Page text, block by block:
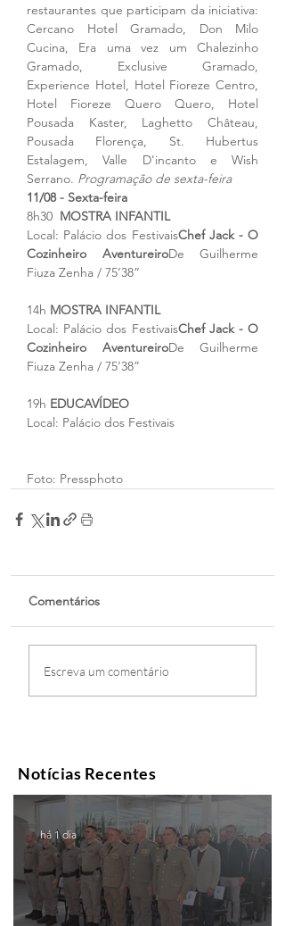
restaurantes que participam da iniciativa:
Cercano Hotel Gramado, Don Milo
Cucina, Era uma vez um Chalezinho
Gramado, Exclusive Gramado,
Experience Hotel, Hotel Fioreze Centro,
Hotel Fioreze Quero Quero, Hotel
Pousada Kaster, Laghetto Château,
Pousada Florença, St. Hubertus
Estalagem, Valle D'incanto e Wish
Serrano. Programação de sexta-feira
11/08 - Sexta-feira
8h30 MOSTRA INFANTIL
Local: Palácio dos FestivaisChef Jack - O
Cozinheiro AventureiroDe Guilherme
Fiuza Zenha / 75’38”
14h MOSTRA INFANTIL
Local: Palácio dos FestivaisChef Jack - O
Cozinheiro AventureiroDe Guilherme
Fiuza Zenha / 75’38”
19h EDUCAVÍDEO
Local: Palácio dos Festivais
Foto: Pressphoto
Comentários
Escreva um comentário
Notícias Recentes
há 1 dia